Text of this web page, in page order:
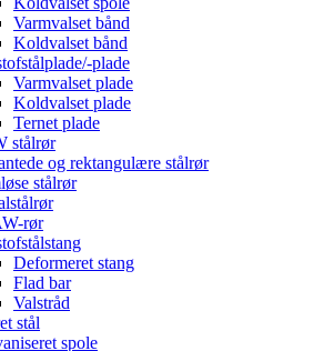
Varmvalset bånd
Koldvalset bånd
plade
Varmvalset plade
Koldvalset plade
Ternet plade
stålrør
og rektangulære stålrør
stålrør
rør
Deformeret stang
Flad bar
Valstråd
stål
spole